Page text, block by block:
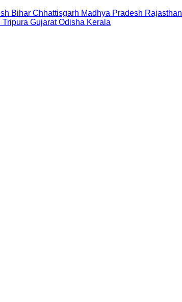
Bihar Chhattisgarh Madhya Pradesh Rajasthan
Tripura Gujarat Odisha Kerala